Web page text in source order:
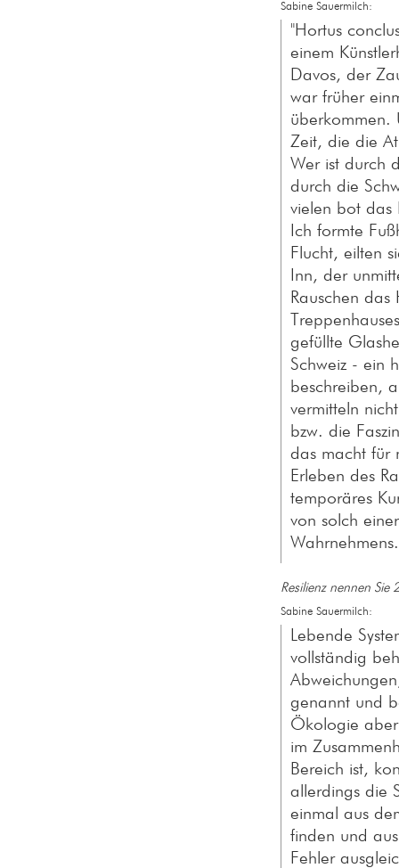
Sabine Sauermilch:
"Hortus
einem
Davos, der
war früher
überkommen.
Zeit, die die
Wer ist durch
durch die
vielen bot das
Ich formte
Flucht, eilten
Inn, der
Rauschen
gefüllte
Schweiz - ein
beschreiben,
vermitteln
bzw. die
das macht für
Erleben des
temporäres
von solch
Wahrnehmens.
Resilienz nennen
Sabine Sauermilch:
Lebende
vollständig
genannt und
Ökologie
im
Bereich ist,
allerdings die
einmal aus
finden und
Fehler